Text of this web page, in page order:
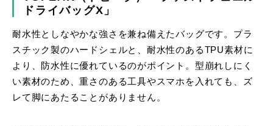
ドライバッグX」
耐水性としなやかな強さを兼ね備えたバッグです。プラ
スチック製のハードシェルと、耐水性のあるTPU素材に
より、防水性に優れているのがポイント。型崩れしにく
い素材のため、重さのある工具やスマホを入れても、ズ
レて脚にあたることがありません。